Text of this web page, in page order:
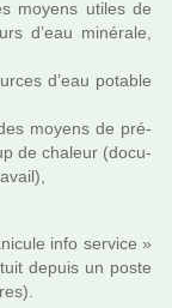
moyens utiles de
d’eau miné­rale,
d’eau pota­ble
moyens de pré­
de cha­leur (docu­
info ser­vice »
depuis un poste